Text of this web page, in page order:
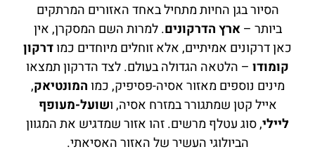
הסיור בגן החיות מתחיל באחד האזורים המרתקים
ביותר –ארץ הדרקונים. למרות השם המסקרן, אין
כאן דרקונים אמיתיים, אלא זוחלים מיוחדים כמודרקון
קומודו – הלטאה הגדולה בעולם. לצד הדרקון תמצאו
מינים נוספים מאזור אסיה-פסיפיק, כמוהמונטיאק,
אייל קטן שמתגורר במזרח אסיה, ושועל-מעופף
ליילי, סוג עטלף מרשים. זהו אזור שמדגיש את המגוון
הביולוגי העשיר של האזור האסיאתי.